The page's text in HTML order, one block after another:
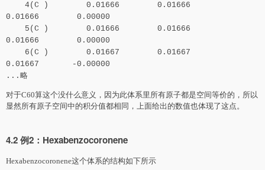
4(C ) 0.01666 0.01666
0.01666 0.00000
5(C ) 0.01666 0.01666
0.01666 0.00000
6(C ) 0.01667 0.01667
0.01667 -0.00000
...略
对于C60算这个没什么意义，因为此体系里所有原子都是空间等价的，所以
显然所有原子空间中的积分值都相同，上面给出的数值也体现了这点。
4.2 例2：Hexabenzocoronene
Hexabenzocoronene这个体系的结构如下所示